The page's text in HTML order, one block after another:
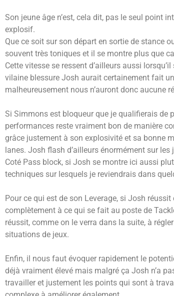
Son jeune âge n’est, cela dit, pas le seul point
explosif.
Que ce soit sur son départ en sortie de stance
souvent très toniques et il se montre plus que
Cette vitesse se ressent d’ailleurs aussi
vilaine blessure Josh aurait certainement fait
malheureusement nous n’auront donc aucune
Si Simmons est bloqueur que je qualifierais de
performances reste vraiment bon de manière
grâce justement à son explosivité et sa bonne
lanes. Josh flash d’ailleurs énormément sur
Coté Pass block, si Josh se montre ici aussi
techniques sur lesquels je reviendrais dans
Pour ce qui est de son Leverage, si Josh
complètement à ce qui se fait au poste de
réussit, comme on le verra dans la suite, à
situations de jeux.
Enfin, il nous faut évoquer rapidement le
déjà vraiment élevé mais malgré ça Josh n’a
travailler et justement les points qui sont à